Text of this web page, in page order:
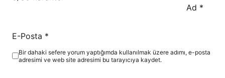
Ad *
E-Posta *
Bir dahaki sefere yorum yaptığımda kullanılmak üzere adımı, e-posta
adresimi ve web site adresimi bu tarayıcıya kaydet.